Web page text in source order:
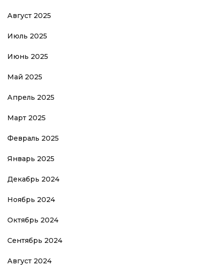
Август 2025
Июль 2025
Июнь 2025
Май 2025
Апрель 2025
Март 2025
Февраль 2025
Январь 2025
Декабрь 2024
Ноябрь 2024
Октябрь 2024
Сентябрь 2024
Август 2024